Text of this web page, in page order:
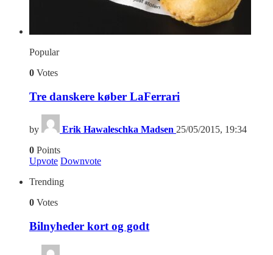
Popular
0 Votes
Tre danskere køber LaFerrari
by Erik Hawaleschka Madsen 25/05/2015, 19:34
0 Points
Upvote Downvote
Trending
0 Votes
Bilnyheder kort og godt